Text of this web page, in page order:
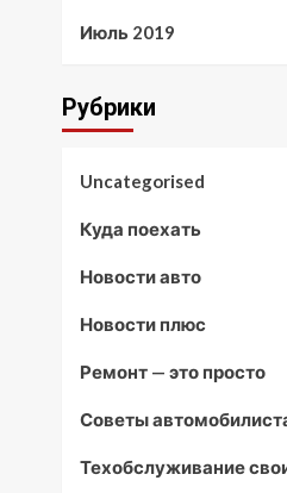
Июль 2019
Рубрики
Uncategorised
Куда поехать
Новости авто
Новости плюс
Ремонт — это просто
Советы
Техобслуживание